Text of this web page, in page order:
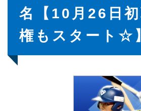
名【10月26日
権もスタート☆